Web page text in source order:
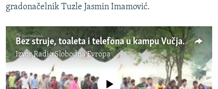
gradonačelnik Tuzle Jasmin Imamović.
Bez struje, toaleta i telefona u kampu Vučjak
IzvorRadio Slobodna Evropa
No media source currently available